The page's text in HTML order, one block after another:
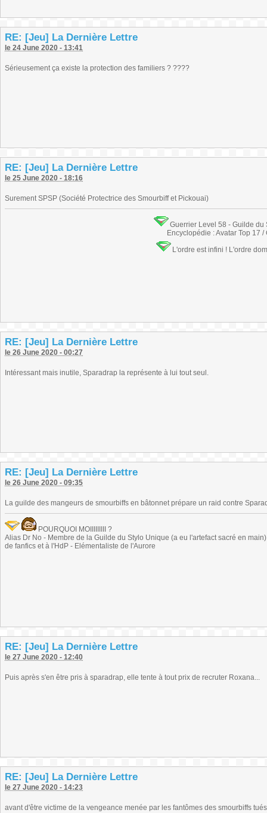
RE: [Jeu] La Dernière Lettre
le 24 June 2020 - 13:41
Sérieusement ça existe la protection des familiers ? ????
RE: [Jeu] La Dernière Lettre
le 25 June 2020 - 18:16
Surement SPSP (Société Protectrice des Smourbiff et Pickouai)
Guerrier Level 58 - Guilde
Encyclopédie : Avatar Top 17 /
L'ordre est infini ! L'ordre
RE: [Jeu] La Dernière Lettre
le 26 June 2020 - 00:27
Intéressant mais inutile, Sparadrap la représente à lui tout seul.
RE: [Jeu] La Dernière Lettre
le 26 June 2020 - 09:35
La guilde des mangeurs de smourbiffs en bâtonnet prépare un raid contre
POURQUOI MOIIIIIIIII ?
Alias Dr No - Membre de la Guilde du Stylo Unique (a eu l'artefact sacré en
de fanfics et à l'HdP - Elémentaliste de l'Aurore
RE: [Jeu] La Dernière Lettre
le 27 June 2020 - 12:40
Puis après s'en être pris à sparadrap, elle tente à tout prix de recruter Roxana...
RE: [Jeu] La Dernière Lettre
le 27 June 2020 - 14:23
avant d'être victime de la vengeance menée par les fantômes des smourbiffs